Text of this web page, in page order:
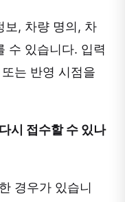
보, 차량 명의, 차
수 있습니다. 입력
는 반영 시점을
시 접수할 수 있나
경우가 있습니